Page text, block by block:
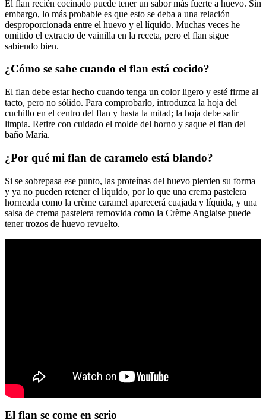
El flan recién cocinado puede tener un sabor más fuerte a huevo. Sin
embargo, lo más probable es que esto se deba a una relación
desproporcionada entre el huevo y el líquido. Muchas veces he
omitido el extracto de vainilla en la receta, pero el flan sigue
sabiendo bien.
¿Cómo se sabe cuando el flan está cocido?
El flan debe estar hecho cuando tenga un color ligero y esté firme al
tacto, pero no sólido. Para comprobarlo, introduzca la hoja del
cuchillo en el centro del flan y hasta la mitad; la hoja debe salir
limpia. Retire con cuidado el molde del horno y saque el flan del
baño María.
¿Por qué mi flan de caramelo está blando?
Si se sobrepasa ese punto, las proteínas del huevo pierden su forma
y ya no pueden retener el líquido, por lo que una crema pastelera
horneada como la crème caramel aparecerá cuajada y líquida, y una
salsa de crema pastelera removida como la Crème Anglaise puede
tener trozos de huevo revuelto.
El flan se come en serio